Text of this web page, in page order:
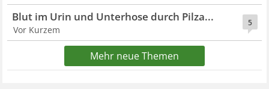
5
Blut im Urin und Unterhose durch Pilza...
Vor Kurzem
Mehr neue Themen